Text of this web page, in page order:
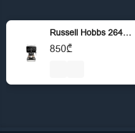
Russell Hobbs 26450-56/RH Distinctions Espresso Black
850₾